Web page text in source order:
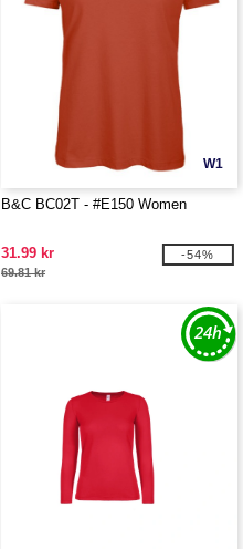
W1
B&C BC02T - #E150 Women
31.99 kr
69.81 kr
-54%